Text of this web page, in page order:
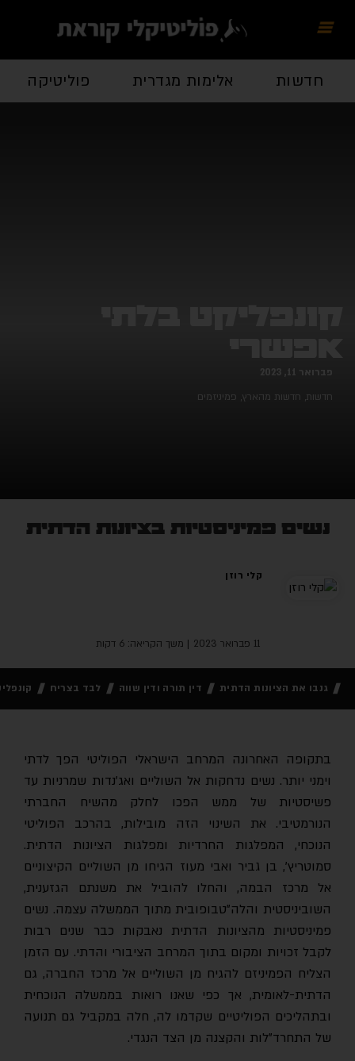
חדשות אלימות מגדרית פוליטיקה
11, 2023
,חדשות מהארץ,פמיניזמים
נשים פמיניסטיות בציונות הדתית
קלי רוזן
| משך הקריאה: 6 דקות
גנבו את הציונות הדתית דין תורה ודין שווה לבד בצריח קונפליקט
בתקופה האחרונה המרחב הישראלי הפוליטי הפך לדתי
וימני יותר. נשים נדחקות אל השוליים ואג'נדות שמרניות עד
פשיסטיות של ממש הפכו לחלק מהשיח החברתי
הנורמטיבי. את השינוי הזה מובילות, בהרכב הפוליטי
הנוכחי, המפלגות החרדיות ומפלגות הציונות הדתית.
סמוטריץ', בן גביר ואבי מעוז הגיחו מן השוליים הקיצוניים
אל מרכז הבמה, והחלו להוביל את משנתם הגזענית,
השוביניסטית והלה"טבופובית מתוך הממשלה עצמה. נשים
פמיניסטיות מהציונות הדתית נאבקות כבר שנים רבות
לקבל זכויות ומקום בתוך המרחב הציבורי והדתי. עם הזמן
הצליח הפמיניזם להגיח מן השוליים אל מרכז החברה, גם
הדתית-לאומית, אך כפי שאנו רואות בממשלה הנוכחית
ובתהליכים הפוליטיים שקדמו לה, חלה במקביל גם תנועה
של התחרד"לות והקצנה מן הצד הנגדי.